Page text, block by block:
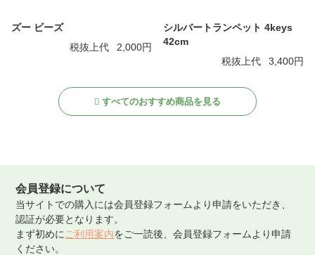
ズー ビーズ
税抜上代
2,000円
シルバートランペット 4keys
42cm
税抜上代
3,400円
すべてのおすすめ商品を見る
会員登録について
当サイトでの購入には会員登録フォームより申請をいただき、
認証が必要となります。
まず初めに ご利用案内をご一読後、会員登録フォームより申請
ください。